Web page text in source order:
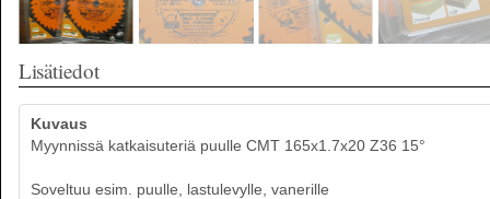
Lisätiedot
Kuvaus
Myynnissä katkaisuteriä puulle CMT 165x1.7x20 Z36 15°
Soveltuu esim. puulle, lastulevylle, vanerille